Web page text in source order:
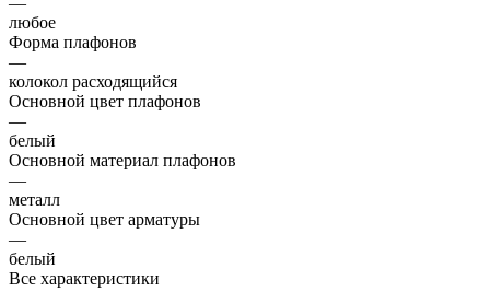
любое
Форма плафонов
—
колокол расходящийся
Основной цвет плафонов
—
белый
Основной материал плафонов
—
металл
Основной цвет арматуры
—
белый
Все характеристики